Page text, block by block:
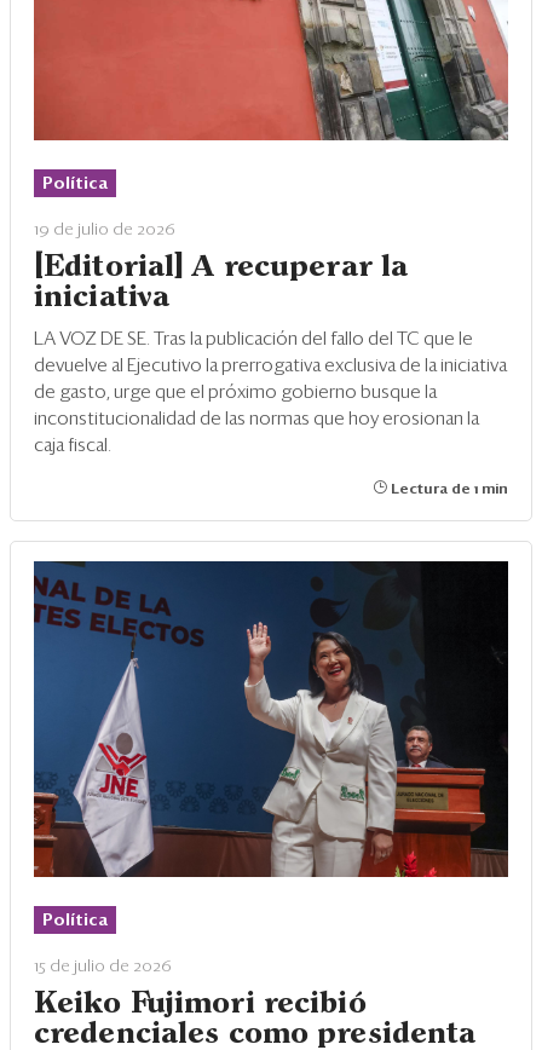
Política
19 de julio de 2026
[Editorial] A recuperar la
iniciativa
LA VOZ DE SE. Tras la publicación del fallo del TC que le
devuelve al Ejecutivo la prerrogativa exclusiva de la iniciativa
de gasto, urge que el próximo gobierno busque la
inconstitucionalidad de las normas que hoy erosionan la
caja fiscal.
Lectura de 1 min
Política
15 de julio de 2026
Keiko Fujimori recibió
credenciales como presidenta